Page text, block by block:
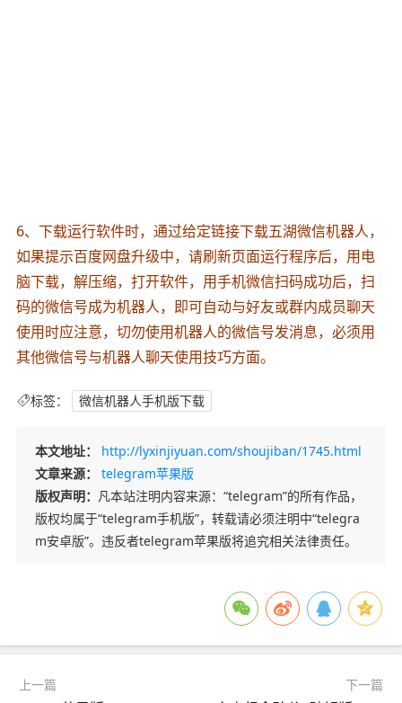
6、下载运行软件时，通过给定链接下载五湖微信机器人，
如果提示百度网盘升级中，请刷新页面运行程序后，用电
脑下载，解压缩，打开软件，用手机微信扫码成功后，扫
码的微信号成为机器人，即可自动与好友或群内成员聊天
使用时应注意，切勿使用机器人的微信号发消息，必须用
其他微信号与机器人聊天使用技巧方面。
标签： 微信机器人手机版下载
本文地址：
http://lyxinjiyuan.com/shoujiban/1745.html
文章来源：
telegram苹果版
版权声明： 凡本站注明内容来源：“telegram”的所有作品，
版权均属于“telegram手机版”，转载请必须注明中“telegra
m安卓版”。违反者telegram苹果版将追究相关法律责任。
上一篇 下一篇